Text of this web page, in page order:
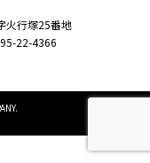
火行塚25番地
22-4366